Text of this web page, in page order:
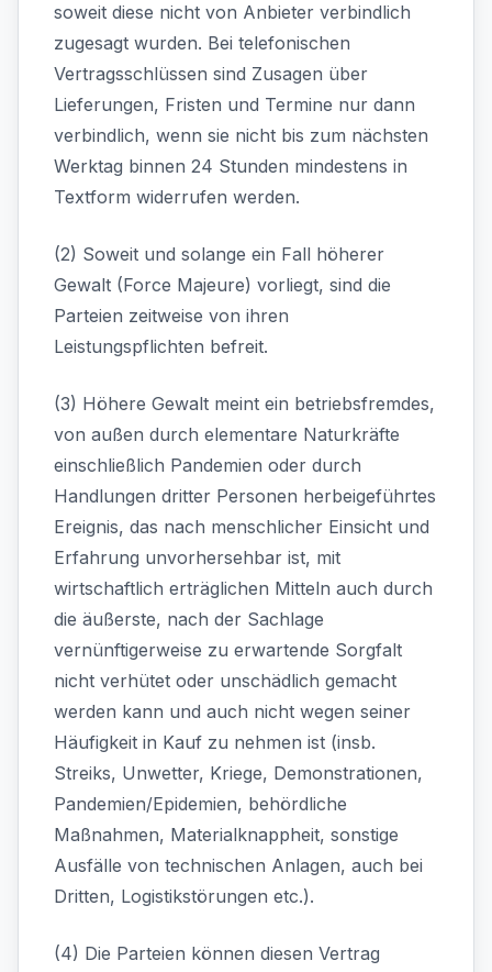
soweit diese nicht von Anbieter verbindlich
zugesagt wurden. Bei telefonischen
Vertragsschlüssen sind Zusagen über
Lieferungen, Fristen und Termine nur dann
verbindlich, wenn sie nicht bis zum nächsten
Werktag binnen 24 Stunden mindestens in
Textform widerrufen werden.
(2) Soweit und solange ein Fall höherer
Gewalt (Force Majeure) vorliegt, sind die
Parteien zeitweise von ihren
Leistungspflichten befreit.
(3) Höhere Gewalt meint ein betriebsfremdes,
von außen durch elementare Naturkräfte
einschließlich Pandemien oder durch
Handlungen dritter Personen herbeigeführtes
Ereignis, das nach menschlicher Einsicht und
Erfahrung unvorhersehbar ist, mit
wirtschaftlich erträglichen Mitteln auch durch
die äußerste, nach der Sachlage
vernünftigerweise zu erwartende Sorgfalt
nicht verhütet oder unschädlich gemacht
werden kann und auch nicht wegen seiner
Häufigkeit in Kauf zu nehmen ist (insb.
Streiks, Unwetter, Kriege, Demonstrationen,
Pandemien/Epidemien, behördliche
Maßnahmen, Materialknappheit, sonstige
Ausfälle von technischen Anlagen, auch bei
Dritten, Logistikstörungen etc.).
(4) Die Parteien können diesen Vertrag